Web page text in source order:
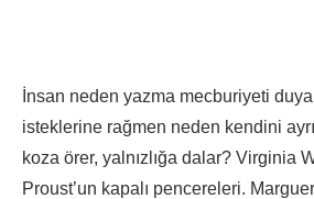
İnsan neden yazma mecburiyeti
isteklerine rağmen neden kendini
koza örer, yalnızlığa dalar? Virginia
Proust’un kapalı pencereleri.